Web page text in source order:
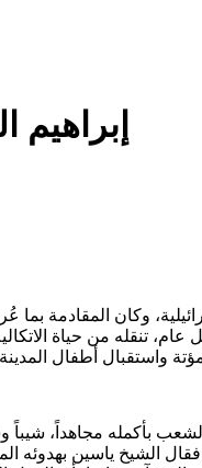
إبراهيم
في غرفة واحدة بالسجون
من حياة الاتكالية على
بأكمله مجاهداً،
فقال الشيخ ياسين